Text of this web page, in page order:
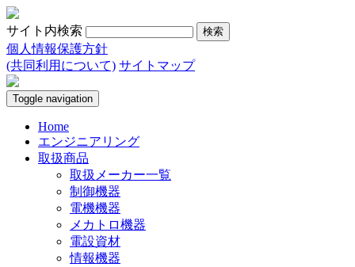
サイト内検索
個人情報保護方針
(共同利用について) サイトマップ
Toggle navigation
Home
エンジニアリング
取扱商品
取扱メーカー一覧
制御機器
電機機器
メカトロ機器
電設資材
情報機器